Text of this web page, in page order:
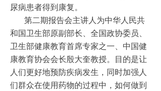
尿病患者得到康复。
第二期报告会主讲人为中华人民共
和国卫生部原副部长、全国政协委员、
卫生部健康教育首席专家之一、中国健
康教育协会会长殷大奎教授。目的是让
人们更好地预防疾病发生，同时加强人
们群众在使用药物的过程中，如何做到